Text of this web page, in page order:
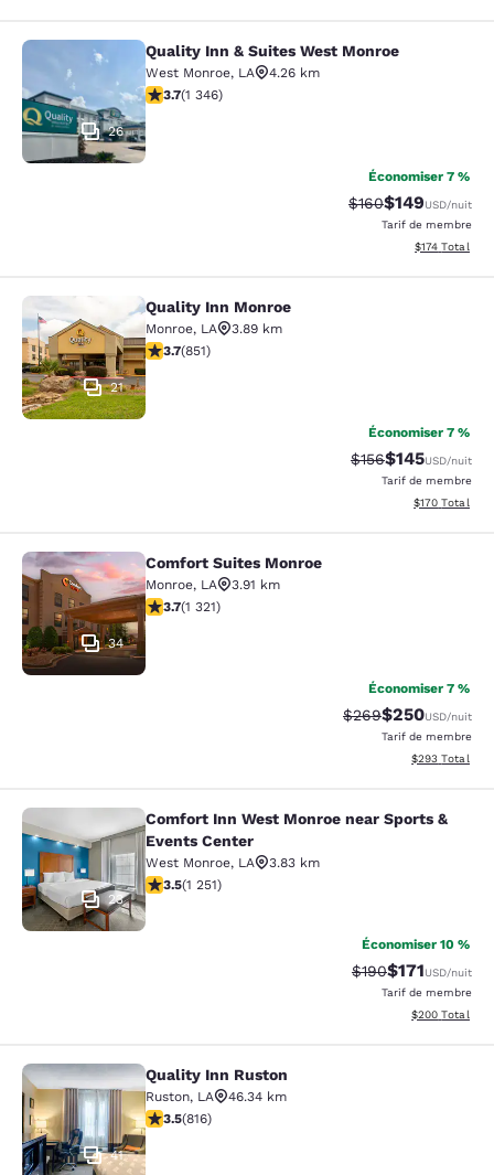
Quality Inn & Suites West Monroe
26
Quality Inn & Suites West Monroe
West Monroe, LA
4.26 km
3.71 étoiles. Bien. 1346 commentaires
3.7(1 346)
Économiser 7 %
Tarif barré :
$160Tarif réduit :
$149USD/nuit
Tarif de membre
Afficher les
$174 Total
Quality Inn Monroe
21
Quality Inn Monroe
Monroe, LA
3.89 km
3.71 étoiles. Bien. 851 commentaires
3.7(851)
Économiser 7 %
Tarif barré :
$156Tarif réduit :
$145USD/nuit
Tarif de membre
Afficher les
$170 Total
Comfort Suites Monroe
34
Comfort Suites Monroe
Monroe, LA
3.91 km
3.69 étoiles. Bien. 1321 commentaires
3.7(1 321)
Économiser 7 %
Tarif barré :
$269Tarif réduit :
$250USD/nuit
Tarif de membre
Afficher les
$293 Total
Comfort Inn West Monroe near
23
Comfort Inn West Monroe near Sports &
Events Center
West Monroe, LA
3.83 km
3.55 étoiles. Bien. 1251 commentaires
3.5(1 251)
Économiser 10 %
Tarif barré :
$190Tarif réduit :
$171USD/nuit
Tarif de membre
Afficher les
$200 Total
Quality Inn Ruston
41
Quality Inn Ruston
Ruston, LA
46.34 km
3.53 étoiles. Bien. 816 commentaires
3.5(816)